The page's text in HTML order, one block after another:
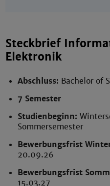
Steckbrief
Elektronik
Abschluss: Bachelor of
7 Semester
Studienbeginn:
Sommersemester
Bewerbungsfrist
20.09.26
Bewerbungsfrist
15.03.27